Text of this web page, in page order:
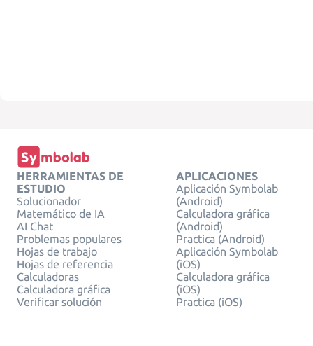
HERRAMIENTAS DE
ESTUDIO
Solucionador
Matemático de IA
AI Chat
Problemas populares
Hojas de trabajo
Hojas de referencia
Calculadoras
Calculadora gráfica
Verificar solución
APLICACIONES
Aplicación Symbolab
(Android)
Calculadora gráfica
(Android)
Practica (Android)
Aplicación Symbolab
(iOS)
Calculadora gráfica
(iOS)
Practica (iOS)